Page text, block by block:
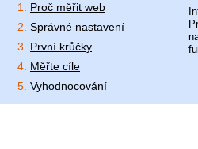
Proč měřit web
Správné nastavení
První krůčky
Měřte cíle
Vyhodnocování